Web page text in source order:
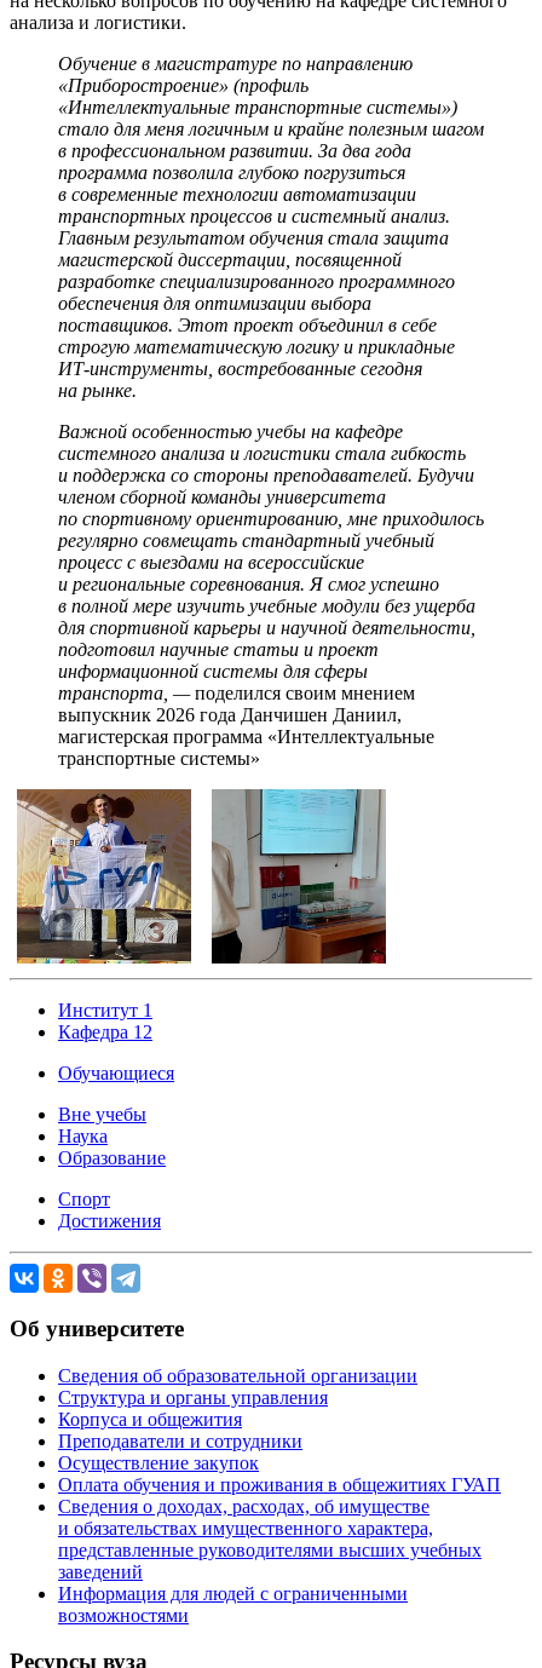
анализа и логистики.
Обучение в магистратуре по направлению
«Приборостроение» (профиль
«Интеллектуальные транспортные системы»)
стало для меня логичным и крайне полезным шагом
в профессиональном развитии. За два года
программа позволила глубоко погрузиться
в современные технологии автоматизации
транспортных процессов и системный анализ.
Главным результатом обучения стала защита
магистерской диссертации, посвященной
разработке специализированного программного
обеспечения для оптимизации выбора
поставщиков. Этот проект объединил в себе
строгую математическую логику и прикладные
ИТ-инструменты, востребованные сегодня
на рынке.
Важной особенностью учебы на кафедре
системного анализа и логистики стала гибкость
и поддержка со стороны преподавателей. Будучи
членом сборной команды университета
по спортивному ориентированию, мне приходилось
регулярно совмещать стандартный учебный
процесс с выездами на всероссийские
и региональные соревнования. Я смог успешно
в полной мере изучить учебные модули без ущерба
для спортивной карьеры и научной деятельности,
подготовил научные статьи и проект
информационной системы для сферы
транспорта, —поделился своим мнением
выпускник 2026 года Данчишен Даниил,
магистерская программа «Интеллектуальные
транспортные системы»
Институт 1
Кафедра 12
Обучающиеся
Вне учебы
Наука
Образование
Спорт
Достижения
Об университете
Сведения об образовательной организации
Структура и органы управления
Корпуса и общежития
Преподаватели и сотрудники
Осуществление закупок
Оплата обучения и проживания в общежитиях ГУАП
Сведения о доходах, расходах, об имуществе
и обязательствах имущественного характера,
представленные руководителями высших учебных
заведений
Информация для людей с ограниченными
возможностями
Ресурсы вуза